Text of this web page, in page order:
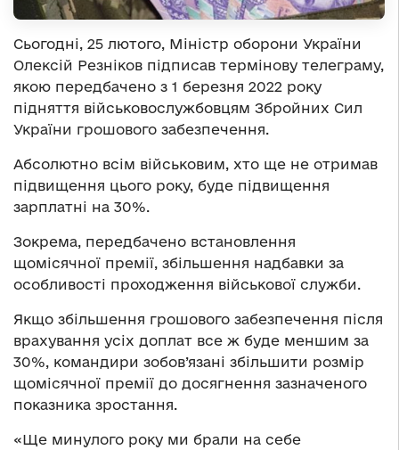
Сьогодні, 25 лютого, Міністр оборони України
Олексій Резніков підписав термінову телеграму,
якою передбачено з 1 березня 2022 року
підняття військовослужбовцям Збройних Сил
України грошового забезпечення.
Абсолютно всім військовим, хто ще не отримав
підвищення цього року, буде підвищення
зарплатні на 30%.
Зокрема, передбачено встановлення
щомісячної премії, збільшення надбавки за
особливості проходження військової служби.
Якщо збільшення грошового забезпечення після
врахування усіх доплат все ж буде меншим за
30%, командири зобов’язані збільшити розмір
щомісячної премії до досягнення зазначеного
показника зростання.
«Ще минулого року ми брали на себе